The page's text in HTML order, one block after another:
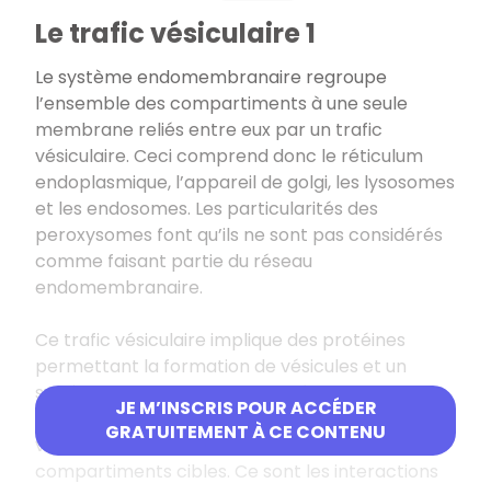
JE M’INSCRIS POUR ACCÉDER
GRATUITEMENT À CE CONTENU
Le trafic vésiculaire 1
Le système endomembranaire regroupe
l’ensemble des compartiments à une seule
membrane reliés entre eux par un trafic
vésiculaire. Ceci comprend donc le réticulum
endoplasmique, l’appareil de golgi, les lysosomes
et les endosomes. Les particularités des
peroxysomes font qu’ils ne sont pas considérés
comme faisant partie du réseau
endomembranaire.
Ce trafic vésiculaire implique des protéines
permettant la formation de vésicules et un
système d’adressage. Les protéines de ciblages
SNARE. On distingue les v-SNARE,
vésiculaires et les t-SNARE, qui sont sur les
compartiments cibles. Ce sont les interactions